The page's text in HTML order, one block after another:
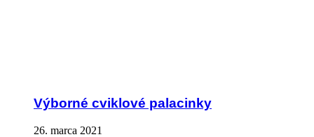
Výborné cviklové palacinky
26. marca 2021